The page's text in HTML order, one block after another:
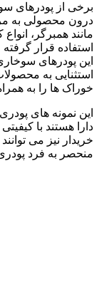
برخی از پودرهای
درون محصولی به
مانند همبرگر،
استفاده قرار
این پودرهای
استثنایی به
خوراک ها را به
این نمونه های
دارا هستند با
خریدار نیز می
منحصر به فرد